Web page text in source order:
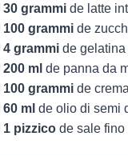
30 grammi de latte
100 grammi de
4 grammi de
200 ml de panna da
100 grammi de
60 ml de olio di semi
1 pizzico de sale fino